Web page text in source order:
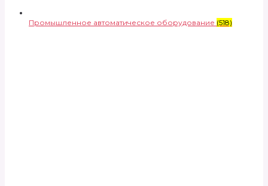
Промышленное автоматическое оборудование (518)